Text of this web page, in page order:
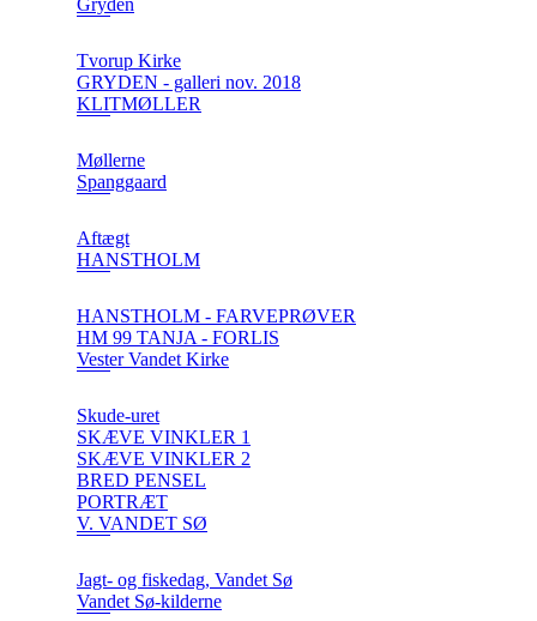
Gryden
Tvorup Kirke
GRYDEN - galleri nov. 2018
KLITMØLLER
Møllerne
Spanggaard
Aftægt
HANSTHOLM
HANSTHOLM - FARVEPRØVER
HM 99 TANJA - FORLIS
Vester Vandet Kirke
Skude-uret
SKÆVE VINKLER 1
SKÆVE VINKLER 2
BRED PENSEL
PORTRÆT
V. VANDET SØ
Jagt- og fiskedag, Vandet Sø
Vandet Sø-kilderne